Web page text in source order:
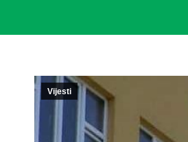
Vijesti